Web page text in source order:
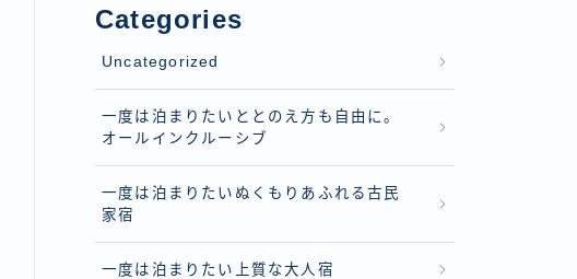
Categories
Uncategorized
一度は泊まりたいととのえ方も自由に。
オールインクルーシブ
一度は泊まりたいぬくもりあふれる古民
家宿
一度は泊まりたい上質な大人宿